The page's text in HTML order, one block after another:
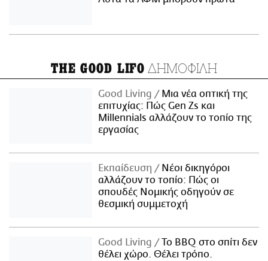
THE GOOD LIFO ΔΗΜΟΦΙΛΗ
Good Living
Μια νέα οπτική της
επιτυχίας: Πώς Gen Zs και
Millennials αλλάζουν το τοπίο της
εργασίας
Εκπαίδευση
Νέοι δικηγόροι
αλλάζουν το τοπίο: Πώς οι
σπουδές Νομικής οδηγούν σε
θεσμική συμμετοχή
Good Living
Το BBQ στο σπίτι δεν
θέλει χώρο. Θέλει τρόπο.